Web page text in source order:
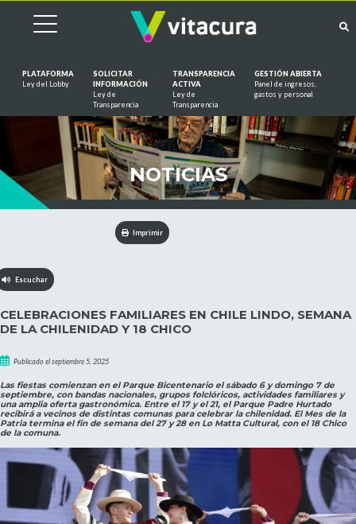
PLATAFORMA
Ley del Lobby
SOLICITAR
INFORMACIÓN
Ley de
Transparencia
TRANSPARENCIA
ACTIVA
Ley de
Transparencia
GESTIÓN ABIERTA
Panel de ingresos,
gastos y personal
NOTICIAS
Imprimir
Escuchar
CELEBRACIONES FAMILIARES EN CHILE LINDO, SEMANA
DE LA CHILENIDAD Y 18 CHICO
Publicado el septiembre 5, 2025
Las fiestas comienzan en el Parque Bicentenario el sábado 6 y domingo 7 de
septiembre, con bandas nacionales, grupos folclóricos, actividades familiares y
una amplia oferta gastronómica. Entre el 17 y el 21, el Parque Padre Hurtado
recibirá a vecinos de distintas comunas para celebrar la chilenidad. El Mes de la
Patria termina el fin de semana del 27 y 28 en Lo Matta Cultural, con el 18 Chico
de la comuna.